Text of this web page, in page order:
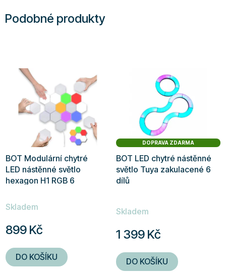
Podobné produkty
BOT Modulární chytré
LED nástěnné světlo
hexagon H1 RGB 6
hodnocení
je
5,0
z
Skladem
899 Kč
DO KOŠÍKU
DOPRAVA ZDARMA
BOT LED chytré nástěnné
světlo Tuya zakulacené 6
dílů
Skladem
1 399 Kč
DO KOŠÍKU